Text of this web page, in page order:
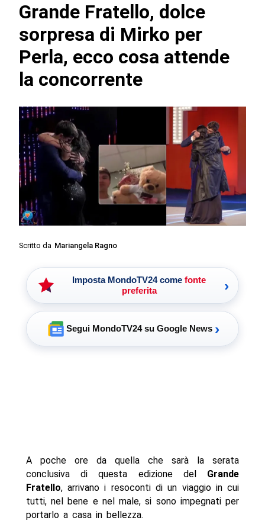
Grande Fratello, dolce
sorpresa di Mirko per
Perla, ecco cosa attende
la concorrente
Scritto da Mariangela Ragno
Imposta MondoTV24 come fonte
preferita
›
Segui MondoTV24 su Google News ›
A poche ore da quella che sarà la serata
conclusiva di questa edizione del Grande
Fratello, arrivano i resoconti di un viaggio in cui
tutti, nel bene e nel male, si sono impegnati per
portarlo a casa in bellezza.